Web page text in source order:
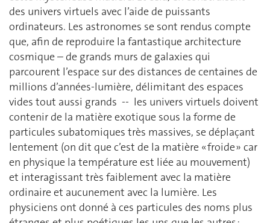
des univers virtuels avec l’aide de puissants
ordinateurs. Les astronomes se sont rendus compte
que, afin de reproduire la fantastique architecture
cosmique – de grands murs de galaxies qui
parcourent l’espace sur des distances de centaines de
millions d’années-lumière, délimitant des espaces
vides tout aussi grands -- les univers virtuels doivent
contenir de la matière exotique sous la forme de
particules subatomiques très massives, se déplaçant
lentement (on dit que c’est de la matière « froide » car
en physique la température est liée au mouvement)
et interagissant très faiblement avec la matière
ordinaire et aucunement avec la lumière. Les
physiciens ont donné à ces particules des noms plus